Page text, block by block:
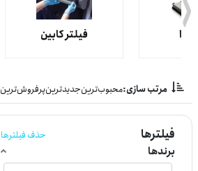
فیلتر کابین هوا
مرتب سازی:محبوب‌ترینجدیدترینپرفروش‌ترین
فیلترها حذف فیلترها
برندها